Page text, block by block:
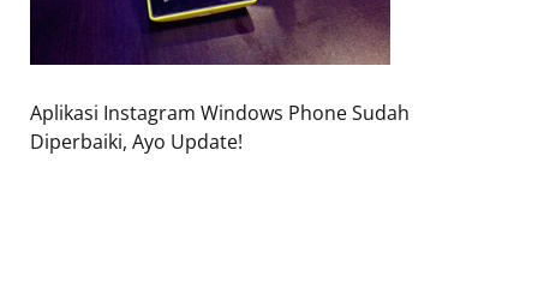
Aplikasi Instagram Windows Phone Sudah
Diperbaiki, Ayo Update!